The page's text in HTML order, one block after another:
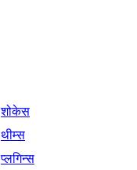
शोकेस
थीम्स
प्लगिन्स